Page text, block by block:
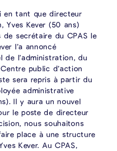
en tant que directeur
Yves Kever (50 ans)
secrétaire du CPAS le
l’a annoncé
de l’administration, du
public d’action
sera repris à partir du
administrative
Il y aura un nouvel
le poste de directeur
nous souhaitons
place à une structure
Kever. Au CPAS,